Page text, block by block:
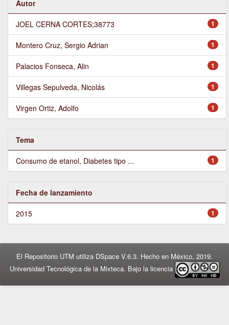
Autor
1
JOEL CERNA CORTES;38773
1
Montero Cruz, Sergio Adrian
1
Palacios Fonseca, Alin
1
Villegas Sepulveda, Nicolás
1
Virgen Ortiz, Adolfo
Tema
1
Consumo de etanol, Diabetes tipo ...
Fecha de lanzamiento
1
2015
El Repositorio UTM utiliza DSpace V.6.3. Hecho en México, 2019.
Universidad Tecnológica de la Mixteca. Bajo la licencia